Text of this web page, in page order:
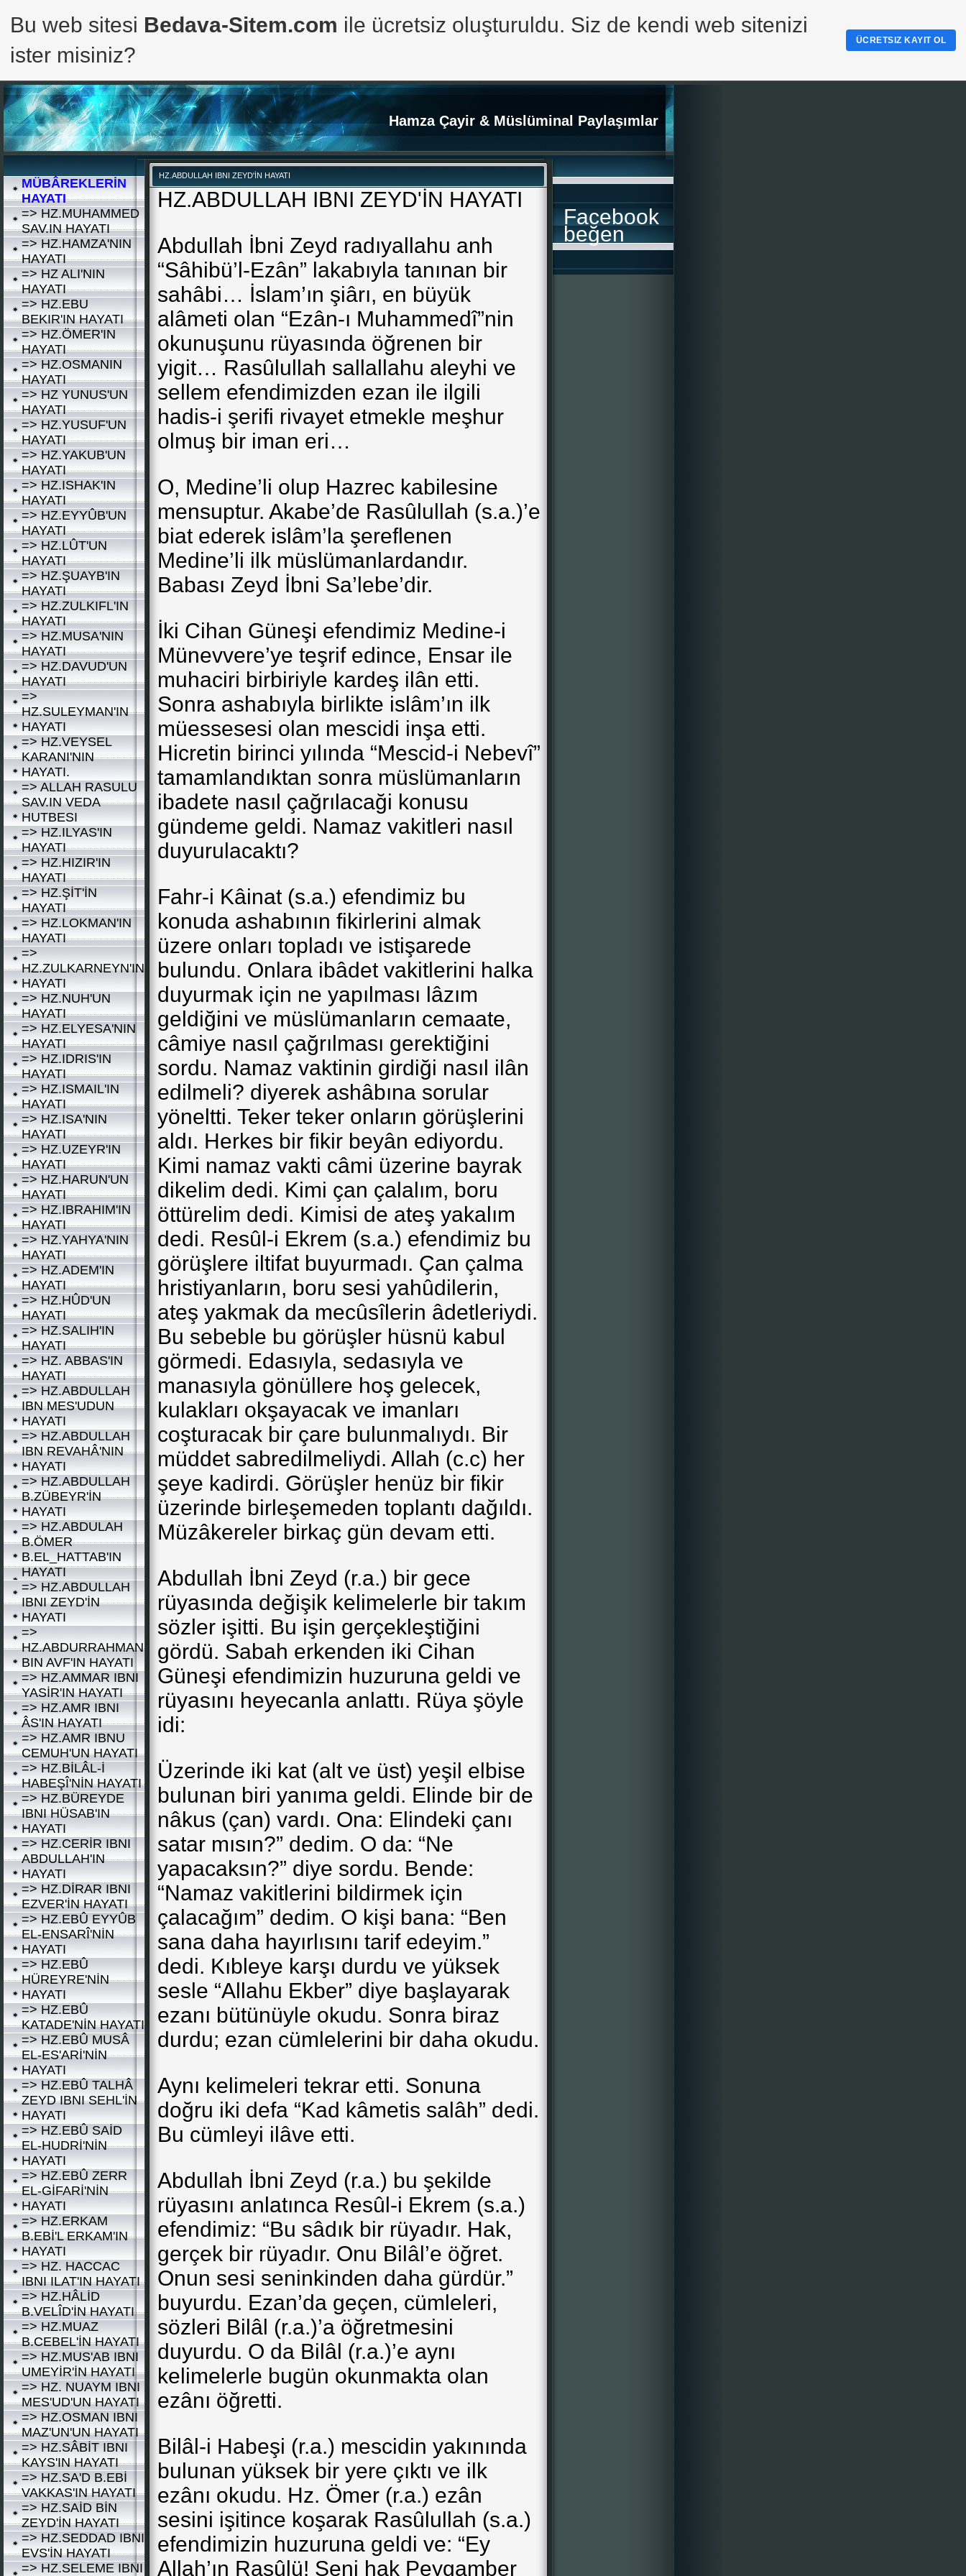
Hamza Çayir & Müslüminal Paylaşımlar
MÜBÂREKLERİN
HAYATI
=> HZ.MUHAMMED
SAV.IN HAYATI
=> HZ.HAMZA'NIN
HAYATI
=> HZ ALI'NIN
HAYATI
=> HZ.EBU
BEKIR'IN HAYATI
=> HZ.ÖMER'IN
HAYATI
=> HZ.OSMANIN
HAYATI
=> HZ YUNUS'UN
HAYATI
=> HZ.YUSUF'UN
HAYATI
=> HZ.YAKUB'UN
HAYATI
=> HZ.ISHAK'IN
HAYATI
=> HZ.EYYÛB'UN
HAYATI
=> HZ.LÛT'UN
HAYATI
=> HZ.ŞUAYB'IN
HAYATI
=> HZ.ZULKIFL'IN
HAYATI
=> HZ.MUSA'NIN
HAYATI
=> HZ.DAVUD'UN
HAYATI
=>
HZ.SULEYMAN'IN
HAYATI
=> HZ.VEYSEL
KARANI'NIN
HAYATI.
=> ALLAH RASULU
SAV.IN VEDA
HUTBESI
=> HZ.ILYAS'IN
HAYATI
=> HZ.HIZIR'IN
HAYATI
=> HZ.ŞİT'İN
HAYATI
=> HZ.LOKMAN'IN
HAYATI
=>
HZ.ZULKARNEYN'IN
HAYATI
=> HZ.NUH'UN
HAYATI
=> HZ.ELYESA'NIN
HAYATI
=> HZ.IDRIS'IN
HAYATI
=> HZ.ISMAIL'IN
HAYATI
=> HZ.ISA'NIN
HAYATI
=> HZ.UZEYR'IN
HAYATI
=> HZ.HARUN'UN
HAYATI
=> HZ.IBRAHIM'IN
HAYATI
=> HZ.YAHYA'NIN
HAYATI
=> HZ.ADEM'IN
HAYATI
=> HZ.HÛD'UN
HAYATI
=> HZ.SALIH'IN
HAYATI
=> HZ. ABBAS'IN
HAYATI
=> HZ.ABDULLAH
IBN MES'UDUN
HAYATI
=> HZ.ABDULLAH
IBN REVAHÂ'NIN
HAYATI
=> HZ.ABDULLAH
B.ZÜBEYR'İN
HAYATI
=> HZ.ABDULAH
B.ÖMER
B.EL_HATTAB'IN
HAYATI
=> HZ.ABDULLAH
IBNI ZEYD'İN
HAYATI
=>
HZ.ABDURRAHMAN
BIN AVF'IN HAYATI
=> HZ.AMMAR IBNI
YASİR'IN HAYATI
=> HZ.AMR IBNI
ÂS'IN HAYATI
=> HZ.AMR IBNU
CEMUH'UN HAYATI
=> HZ.BİLÂL-İ
HABEŞÎ'NİN HAYATI
=> HZ.BÜREYDE
IBNI HÜSAB'IN
HAYATI
=> HZ.CERİR IBNI
ABDULLAH'IN
HAYATI
=> HZ.DİRAR IBNI
EZVER'İN HAYATI
=> HZ.EBÛ EYYÛB
EL-ENSARÎ'NİN
HAYATI
=> HZ.EBÛ
HÜREYRE'NİN
HAYATI
=> HZ.EBÛ
KATADE'NİN HAYATI
=> HZ.EBÛ MUSÂ
EL-ES'ARİ'NİN
HAYATI
=> HZ.EBÛ TALHÂ
ZEYD IBNI SEHL'İN
HAYATI
=> HZ.EBÛ SAİD
EL-HUDRİ'NİN
HAYATI
=> HZ.EBÛ ZERR
EL-GİFARİ'NİN
HAYATI
=> HZ.ERKAM
B.EBİ'L ERKAM'IN
HAYATI
=> HZ. HACCAC
IBNI ILAT'IN HAYATI
=> HZ.HÂLİD
B.VELÎD'İN HAYATI
=> HZ.MUAZ
B.CEBEL'İN HAYATI
=> HZ.MUS'AB IBNI
UMEYİR'İN HAYATI
=> HZ. NUAYM IBNI
MES'UD'UN HAYATI
=> HZ.OSMAN IBNI
MAZ'UN'UN HAYATI
=> HZ.SÂBİT IBNI
KAYS'IN HAYATI
=> HZ.SA'D B.EBİ
VAKKAS'IN HAYATI
=> HZ.SAİD BİN
ZEYD'İN HAYATI
=> HZ.SEDDAD IBNI
EVS'İN HAYATI
=> HZ.SELEME IBNI
HZ.ABDULLAH IBNI ZEYD'İN HAYATI
HZ.ABDULLAH IBNI ZEYD'İN HAYATI
Abdullah İbni Zeyd radıyallahu anh
“Sâhibü’l-Ezân” lakabıyla tanınan bir
sahâbi… İslam’ın şiârı, en büyük
alâmeti olan “Ezân-ı Muhammedî”nin
okunuşunu rüyasında öğrenen bir
yigit… Rasûlullah sallallahu aleyhi ve
sellem efendimizden ezan ile ilgili
hadis-i şerifi rivayet etmekle meşhur
olmuş bir iman eri…
O, Medine’li olup Hazrec kabilesine
mensuptur. Akabe’de Rasûlullah (s.a.)’e
biat ederek islâm’la şereflenen
Medine’li ilk müslümanlardandır.
Babası Zeyd İbni Sa’lebe’dir.
İki Cihan Güneşi efendimiz Medine-i
Münevvere’ye teşrif edince, Ensar ile
muhaciri birbiriyle kardeş ilân etti.
Sonra ashabıyla birlikte islâm’ın ilk
müessesesi olan mescidi inşa etti.
Hicretin birinci yılında “Mescid-i Nebevî”
tamamlandıktan sonra müslümanların
ibadete nasıl çağrılacaği konusu
gündeme geldi. Namaz vakitleri nasıl
duyurulacaktı?
Fahr-i Kâinat (s.a.) efendimiz bu
konuda ashabının fikirlerini almak
üzere onları topladı ve istişarede
bulundu. Onlara ibâdet vakitlerini halka
duyurmak için ne yapılması lâzım
geldiğini ve müslümanların cemaate,
câmiye nasıl çağrılması gerektiğini
sordu. Namaz vaktinin girdiği nasıl ilân
edilmeli? diyerek ashâbına sorular
yöneltti. Teker teker onların görüşlerini
aldı. Herkes bir fikir beyân ediyordu.
Kimi namaz vakti câmi üzerine bayrak
dikelim dedi. Kimi çan çalalım, boru
öttürelim dedi. Kimisi de ateş yakalım
dedi. Resûl-i Ekrem (s.a.) efendimiz bu
görüşlere iltifat buyurmadı. Çan çalma
hristiyanların, boru sesi yahûdilerin,
ateş yakmak da mecûsîlerin âdetleriydi.
Bu sebeble bu görüşler hüsnü kabul
görmedi. Edasıyla, sedasıyla ve
manasıyla gönüllere hoş gelecek,
kulakları okşayacak ve imanları
coşturacak bir çare bulunmalıydı. Bir
müddet sabredilmeliydi. Allah (c.c) her
şeye kadirdi. Görüşler henüz bir fikir
üzerinde birleşemeden toplantı dağıldı.
Müzâkereler birkaç gün devam etti.
Abdullah İbni Zeyd (r.a.) bir gece
rüyasında değişik kelimelerle bir takım
sözler işitti. Bu işin gerçekleştiğini
gördü. Sabah erkenden iki Cihan
Güneşi efendimizin huzuruna geldi ve
rüyasını heyecanla anlattı. Rüya şöyle
idi:
Üzerinde iki kat (alt ve üst) yeşil elbise
bulunan biri yanıma geldi. Elinde bir de
nâkus (çan) vardı. Ona: Elindeki çanı
satar mısın?” dedim. O da: “Ne
yapacaksın?” diye sordu. Bende:
“Namaz vakitlerini bildirmek için
çalacağım” dedim. O kişi bana: “Ben
sana daha hayırlısını tarif edeyim.”
dedi. Kıbleye karşı durdu ve yüksek
sesle “Allahu Ekber” diye başlayarak
ezanı bütünüyle okudu. Sonra biraz
durdu; ezan cümlelerini bir daha okudu.
Aynı kelimeleri tekrar etti. Sonuna
doğru iki defa “Kad kâmetis salâh” dedi.
Bu cümleyi ilâve etti.
Abdullah İbni Zeyd (r.a.) bu şekilde
rüyasını anlatınca Resûl-i Ekrem (s.a.)
efendimiz: “Bu sâdık bir rüyadır. Hak,
gerçek bir rüyadır. Onu Bilâl’e öğret.
Onun sesi seninkinden daha gürdür.”
buyurdu. Ezan’da geçen, cümleleri,
sözleri Bilâl (r.a.)’a öğretmesini
duyurdu. O da Bilâl (r.a.)’e aynı
kelimelerle bugün okunmakta olan
ezânı öğretti.
Bilâl-i Habeşi (r.a.) mescidin yakınında
bulunan yüksek bir yere çıktı ve ilk
ezânı okudu. Hz. Ömer (r.a.) ezân
sesini işitince koşarak Rasûlullah (s.a.)
efendimizin huzuruna geldi ve: “Ey
Allah’ın Rasûlü! Seni hak Peygamber
Facebook
beğen
Bu web sitesi Bedava-Sitem.com ile ücretsiz oluşturuldu. Siz de kendi web sitenizi
ister misiniz?
ÜCRETSIZ KAYIT OL